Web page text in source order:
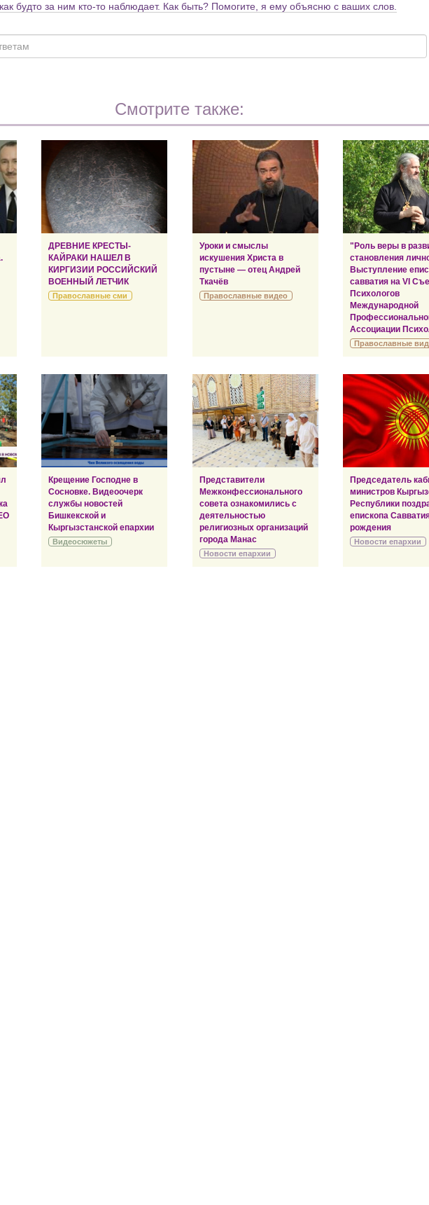
будто за ним кто-то наблюдает. Как быть? Помогите, я ему объясню с ваших слов.
Смотрите также:
ДРЕВНИЕ КРЕСТЫ-
КАЙРАКИ НАШЕЛ В
КИРГИЗИИ РОССИЙСКИЙ
ВОЕННЫЙ ЛЕТЧИК
Православные сми
Уроки и смыслы
искушения Христа в
пустыне — отец Андрей
Ткачёв
Православные видео
"Роль веры в
становления
Выступление
савватия на VI
Психологов
Международной
Ассоциации
Православные
Крещение Господне в
Сосновке. Видеоочерк
службы новостей
Бишкекской и
Кыргызстанской епархии
Видеосюжеты
Представители
Межконфессионального
совета ознакомились с
деятельностью
религиозных организаций
города Манас
Новости епархии
Председатель
министров
Республики
епископа
рождения
Новости епархии